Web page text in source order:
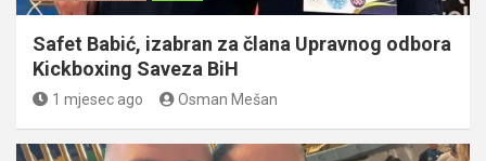
Safet Babić, izabran za člana Upravnog odbora
Kickboxing Saveza BiH
1 mjesec ago Osman Mešan